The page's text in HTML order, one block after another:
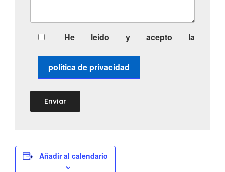
He leido y acepto la
política de privacidad
Añadir al calendario